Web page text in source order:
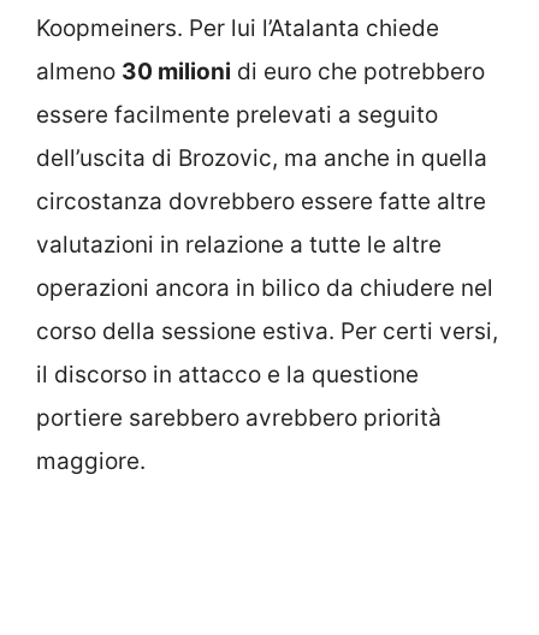
Koopmeiners. Per lui l’Atalanta chiede
almeno 30 milioni di euro che potrebbero
essere facilmente prelevati a seguito
dell’uscita di Brozovic, ma anche in quella
circostanza dovrebbero essere fatte altre
valutazioni in relazione a tutte le altre
operazioni ancora in bilico da chiudere nel
corso della sessione estiva. Per certi versi,
il discorso in attacco e la questione
portiere sarebbero avrebbero priorità
maggiore.